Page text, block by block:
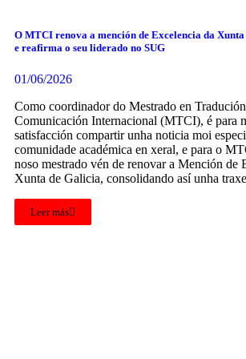
O MTCI renova a mención de Excelencia da
e reafirma o seu liderado no SUG
01/06/2026
Como coordinador do Mestrado en
Comunicación Internacional (MTCI), é para
satisfacción compartir unha noticia moi
comunidade académica en xeral, e para o
noso mestrado vén de renovar a Mención de
Xunta de Galicia, consolidando así unha
Leer más